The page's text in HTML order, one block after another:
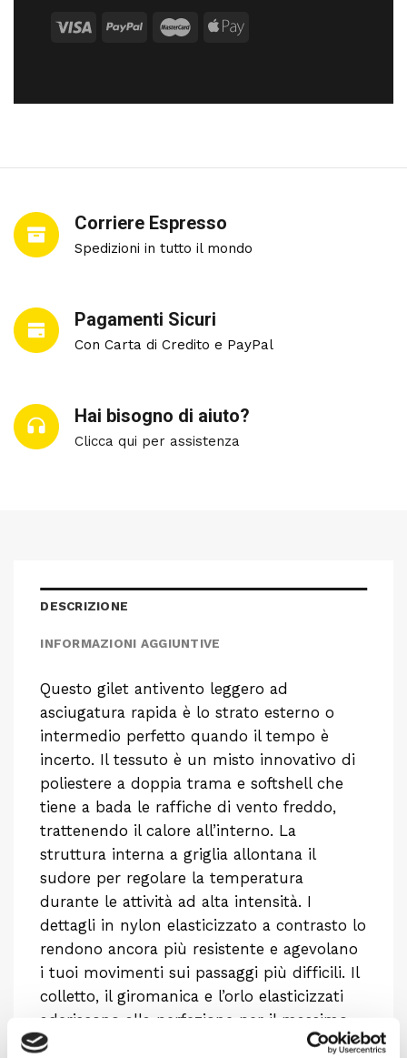
Corriere Espresso
Spedizioni in tutto il mondo
Pagamenti Sicuri
Con Carta di Credito e PayPal
Hai bisogno di aiuto?
Clicca qui per assistenza
DESCRIZIONE
INFORMAZIONI AGGIUNTIVE
Questo gilet antivento leggero ad
asciugatura rapida è lo strato esterno o
intermedio perfetto quando il tempo è
incerto. Il tessuto è un misto innovativo di
poliestere a doppia trama e softshell che
tiene a bada le raffiche di vento freddo,
trattenendo il calore all’interno. La
struttura interna a griglia allontana il
sudore per regolare la temperatura
durante le attività ad alta intensità. I
dettagli in nylon elasticizzato a contrasto lo
rendono ancora più resistente e agevolano
i tuoi movimenti sui passaggi più difficili. Il
colletto, il giromanica e l’orlo elasticizzati
aderiscono alla perfezione per il massimo
comfort, mentre le tasche per le mani con